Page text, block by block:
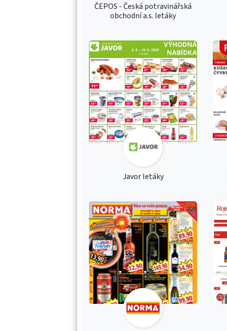
ČEPOS - Česká potravinářská
obchodní a.s. letáky
Javor letáky